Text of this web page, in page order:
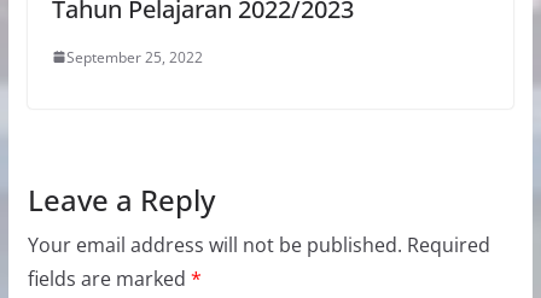
Tahun Pelajaran 2022/2023
September 25, 2022
Leave a Reply
Your email address will not be published. Required
fields are marked *